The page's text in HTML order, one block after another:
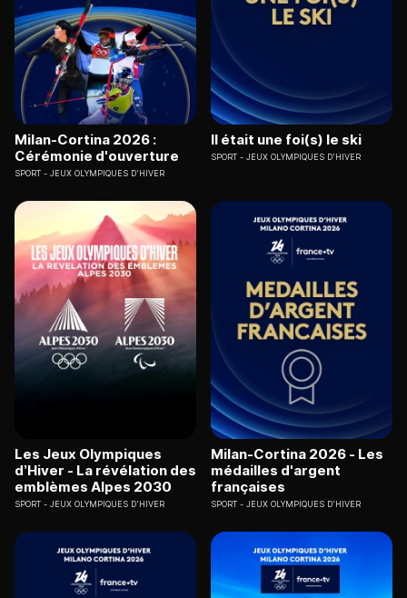
Milan-Cortina 2026 :
Cérémonie d'ouverture
SPORT JEUX OLYMPIQUES D'HIVER
Il était une foi(s) le ski
SPORT JEUX OLYMPIQUES D'HIVER
Les Jeux Olympiques
d’Hiver - La révélation des
emblèmes Alpes 2030
SPORT JEUX OLYMPIQUES D'HIVER
Milan-Cortina 2026 - Les
médailles d'argent
françaises
SPORT JEUX OLYMPIQUES D'HIVER